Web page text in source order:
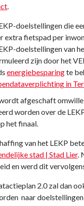
.
doelstellingen die
extra fietspad per
doelstellingen van
zijn door het
energiebesparingte
in
afgeschaft
worden over de
het finaal.
van het LEKP
stad | Stad Lier.
en werd dit
2.0 zal dan
naar